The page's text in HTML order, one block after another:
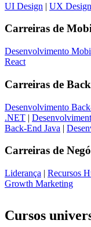
UI Design | UX Design
Carreiras de
Desenvolvimento
React
Carreiras de
Desenvolvimento
.NET |
Back-End Java |
Carreiras de
Liderança | Recursos
Growth Marketing
Cursos